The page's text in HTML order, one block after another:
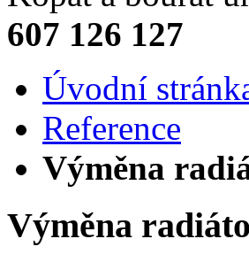
607 126 127
Úvodní
Reference
Výměna
Výměna